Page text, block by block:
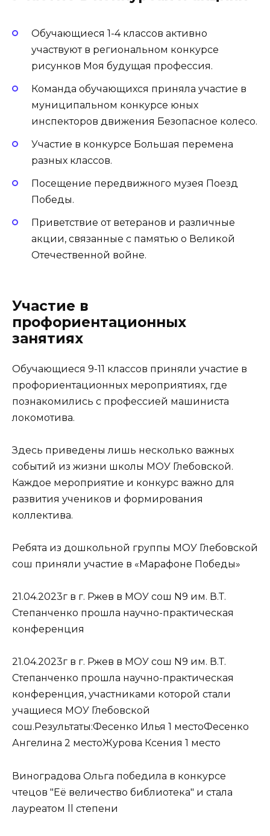
Обучающиеся 1-4 классов активно
участвуют в региональном конкурсе
рисунков Моя будущая профессия.
Команда обучающихся приняла участие в
муниципальном конкурсе юных
инспекторов движения Безопасное колесо.
Участие в конкурсе Большая перемена
разных классов.
Посещение передвижного музея Поезд
Победы.
Приветствие от ветеранов и различные
акции, связанные с памятью о Великой
Отечественной войне.
Участие в
профориентационных
занятиях
Обучающиеся 9-11 классов приняли участие в
профориентационных мероприятиях, где
познакомились с профессией машиниста
локомотива.
Здесь приведены лишь несколько важных
событий из жизни школы МОУ Глебовской.
Каждое мероприятие и конкурс важно для
развития учеников и формирования
коллектива.
Ребята из дошкольной группы МОУ Глебовской
сош приняли участие в «Марафоне Победы»
21.04.2023г в г. Ржев в МОУ сош N9 им. В.Т.
Степанченко прошла научно-практическая
конференция
21.04.2023г в г. Ржев в МОУ сош N9 им. В.Т.
Степанченко прошла научно-практическая
конференция, участниками которой стали
учащиеся МОУ Глебовской
сош.Результаты:Фесенко Илья 1 местоФесенко
Ангелина 2 местоЖурова Ксения 1 место
Виноградова Ольга победила в конкурсе
чтецов "Её величество библиотека" и стала
лауреатом ll степени